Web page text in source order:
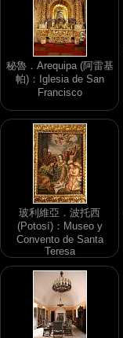
秘魯．Arequipa (阿雷基
帕)：Iglesia de San
Francisco
玻利維亞．波托西
(Potosí)：Museo y
Convento de Santa
Teresa